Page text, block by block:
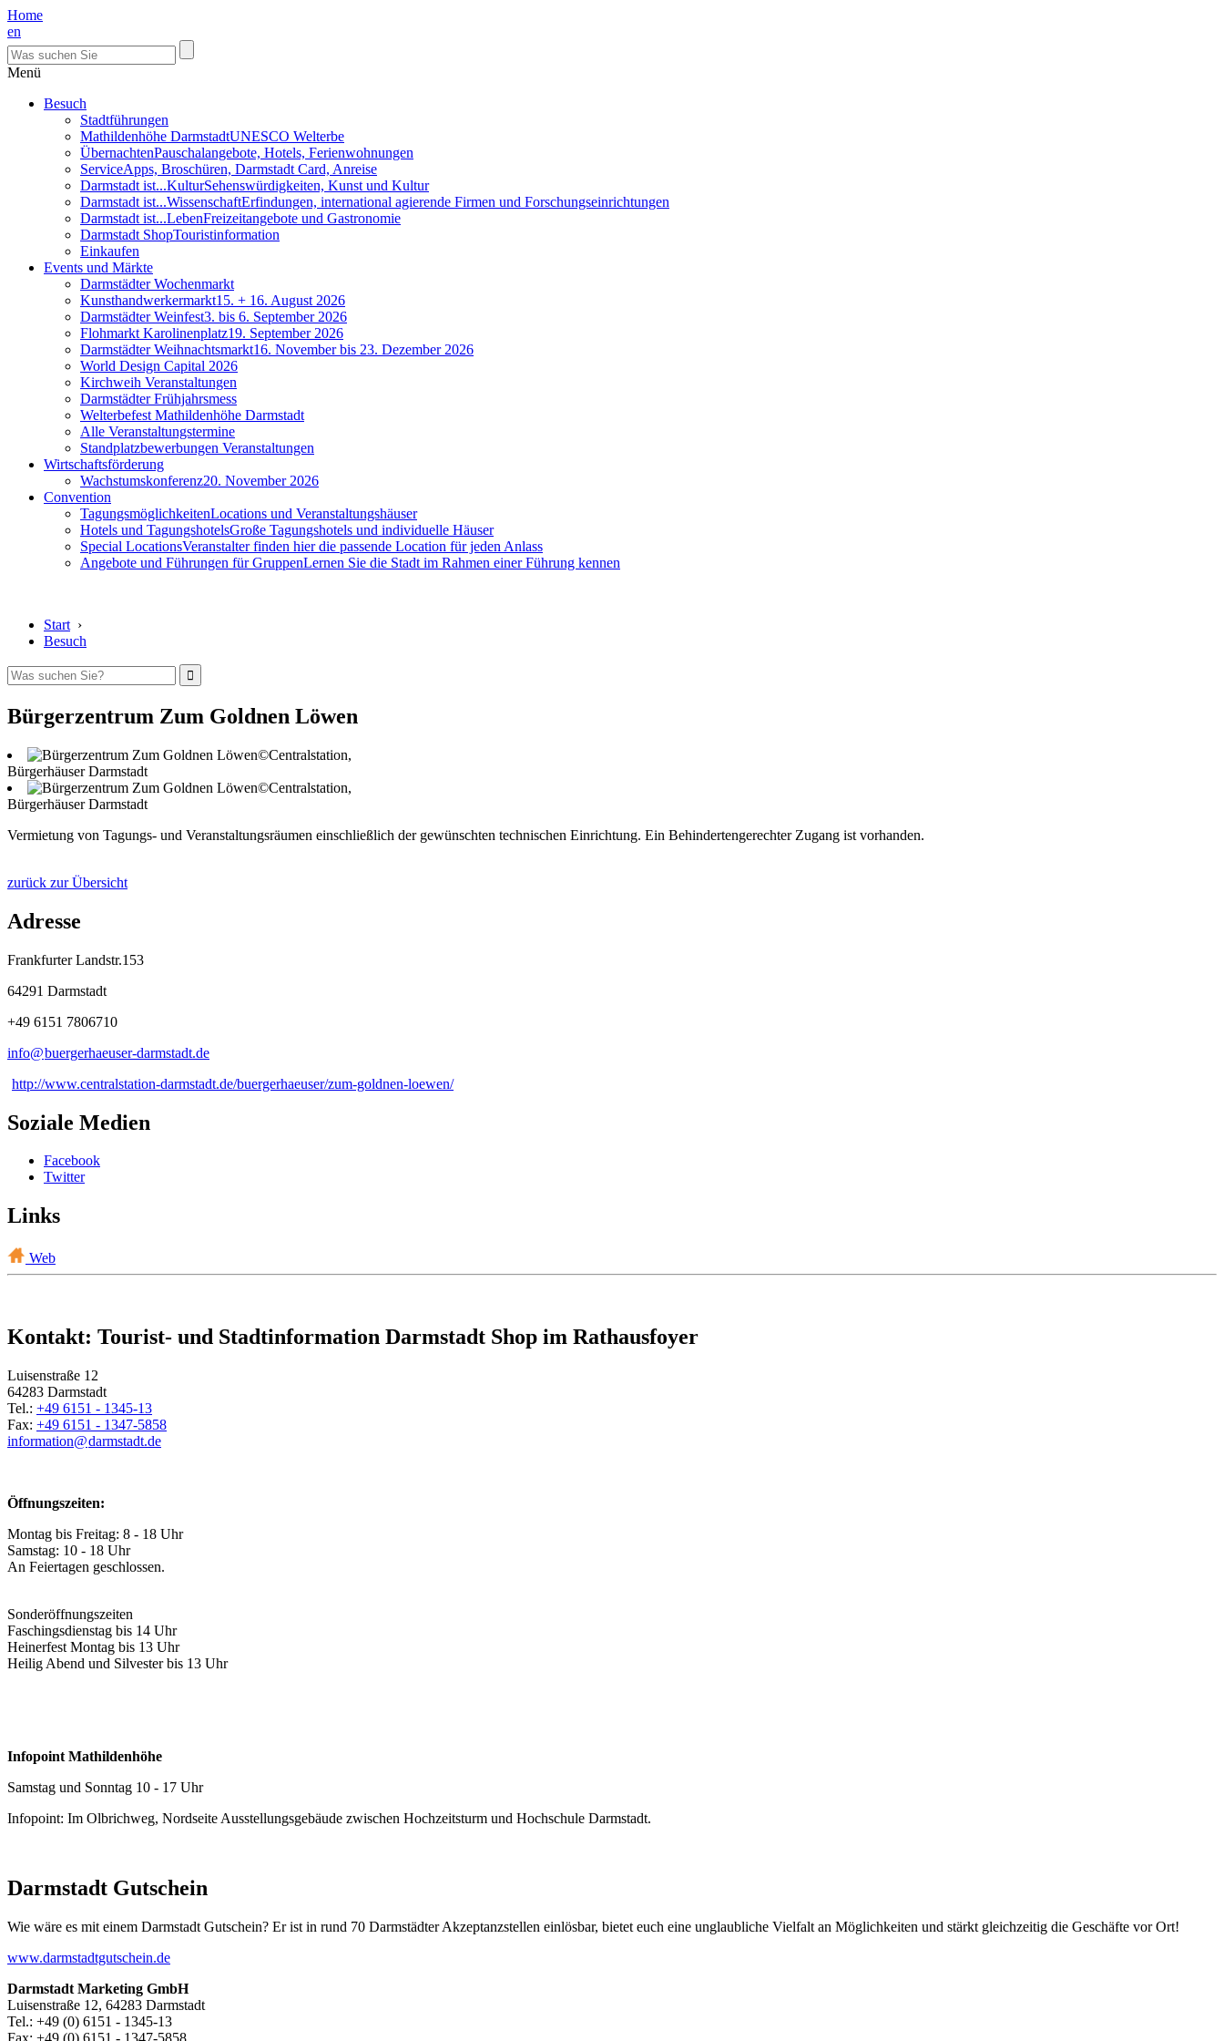
Home
en
Menü
Besuch
Stadtführungen
Mathildenhöhe DarmstadtUNESCO Welterbe
ÜbernachtenPauschalangebote, Hotels, Ferienwohnungen
ServiceApps, Broschüren, Darmstadt Card, Anreise
Darmstadt ist...KulturSehenswürdigkeiten, Kunst und Kultur
Darmstadt ist...WissenschaftErfindungen, international agierende Firmen und Forschungseinrichtungen
Darmstadt ist...LebenFreizeitangebote und Gastronomie
Darmstadt ShopTouristinformation
Einkaufen
Events und Märkte
Darmstädter Wochenmarkt
Kunsthandwerkermarkt15. + 16. August 2026
Darmstädter Weinfest3. bis 6. September 2026
Flohmarkt Karolinenplatz19. September 2026
Darmstädter Weihnachtsmarkt16. November bis 23. Dezember 2026
World Design Capital 2026
Kirchweih Veranstaltungen
Darmstädter Frühjahrsmess
Welterbefest Mathildenhöhe Darmstadt
Alle Veranstaltungstermine
Standplatzbewerbungen Veranstaltungen
Wirtschaftsförderung
Wachstumskonferenz20. November 2026
Convention
TagungsmöglichkeitenLocations und Veranstaltungshäuser
Hotels und TagungshotelsGroße Tagungshotels und individuelle Häuser
Special LocationsVeranstalter finden hier die passende Location für jeden Anlass
Angebote und Führungen für GruppenLernen Sie die Stadt im Rahmen einer Führung kennen
Start ›
Besuch
Bürgerzentrum Zum Goldnen Löwen
©Centralstation,
Bürgerhäuser Darmstadt
©Centralstation,
Bürgerhäuser Darmstadt
Vermietung von Tagungs- und Veranstaltungsräumen einschließlich der gewünschten technischen Einrichtung. Ein Behindertengerechter Zugang ist vorhanden.
zurück zur Übersicht
Adresse
Frankfurter Landstr.153
64291 Darmstadt
+49 6151 7806710
info@buergerhaeuser-darmstadt.de
http://www.centralstation-darmstadt.de/buergerhaeuser/zum-goldnen-loewen/
Soziale Medien
Facebook
Twitter
Links
Web
Kontakt: Tourist- und Stadtinformation Darmstadt Shop im Rathausfoyer
Luisenstraße 12
64283 Darmstadt
Tel.: +49 6151 - 1345-13
Fax: +49 6151 - 1347-5858
information@darmstadt.de
Öffnungszeiten:
Montag bis Freitag: 8 - 18 Uhr
Samstag: 10 - 18 Uhr
An Feiertagen geschlossen.
Sonderöffnungszeiten
Faschingsdienstag bis 14 Uhr
Heinerfest Montag bis 13 Uhr
Heilig Abend und Silvester bis 13 Uhr
Infopoint Mathildenhöhe
Samstag und Sonntag 10 - 17 Uhr
Infopoint: Im Olbrichweg, Nordseite Ausstellungsgebäude zwischen Hochzeitsturm und Hochschule Darmstadt.
Darmstadt Gutschein
Wie wäre es mit einem Darmstadt Gutschein? Er ist in rund 70 Darmstädter Akzeptanzstellen einlösbar, bietet euch eine unglaubliche Vielfalt an Möglichkeiten und stärkt gleichzeitig die Geschäfte vor Ort!
www.darmstadtgutschein.de
Darmstadt Marketing GmbH
Luisenstraße 12, 64283 Darmstadt
Tel.: +49 (0) 6151 - 1345-13
Fax: +49 (0) 6151 - 1347-5858